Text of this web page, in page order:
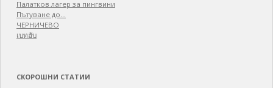
Палатков лагер зa пингвини
Пътуване до…
ЧЕРНИЧЕВО
เบทฮับ
СКОРОШНИ СТАТИИ